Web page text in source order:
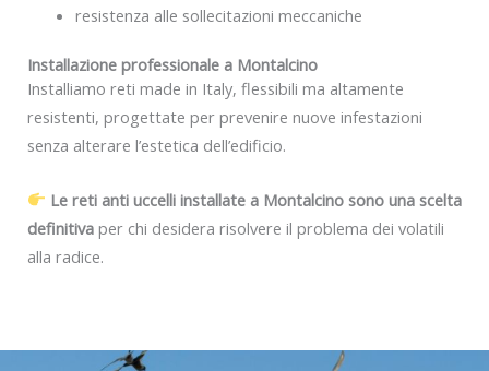
resistenza alle sollecitazioni meccaniche
Installazione professionale a Montalcino
Installiamo reti made in Italy, flessibili ma altamente
resistenti, progettate per prevenire nuove infestazioni
senza alterare l’estetica dell’edificio.
Le reti anti uccelli installate a Montalcino sono una scelta
definitiva per chi desidera risolvere il problema dei volatili
alla radice.